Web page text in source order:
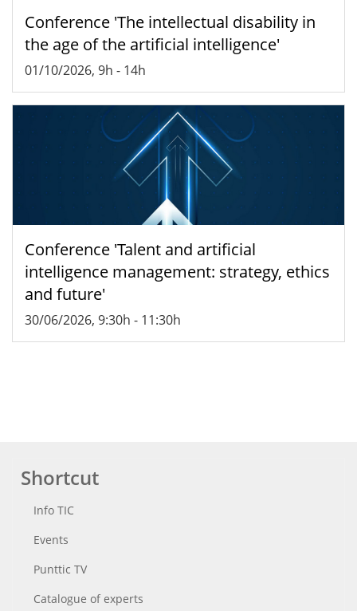
Conference 'The intellectual disability in
the age of the artificial intelligence'
01/10/2026, 9h - 14h
Conference 'Talent and artificial
intelligence management: strategy, ethics
and future'
30/06/2026, 9:30h - 11:30h
Shortcut
Info TIC
Events
Punttic TV
Catalogue of experts